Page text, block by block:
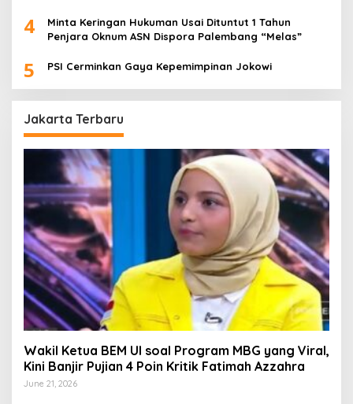
4
Minta Keringan Hukuman Usai Dituntut 1 Tahun
Penjara Oknum ASN Dispora Palembang “Melas”
5 PSI Cerminkan Gaya Kepemimpinan Jokowi
Jakarta Terbaru
Wakil Ketua BEM UI soal Program MBG yang Viral,
Kini Banjir Pujian 4 Poin Kritik Fatimah Azzahra
June 21, 2026